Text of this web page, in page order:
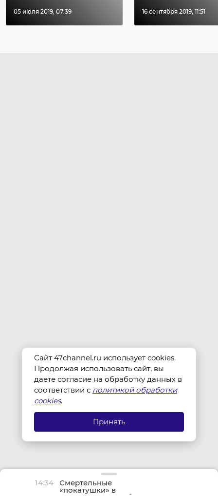
05 июля 2019, 07:39 16 сентября 2019, 11:51
14:34 Смертельные
«покатушки» в
Ленинградской области
Сайт 47channel.ru использует cookies.
Продолжая использовать сайт, вы
даете согласие на обработку данных в
соответствии с политикой обработки
cookies.
Принять